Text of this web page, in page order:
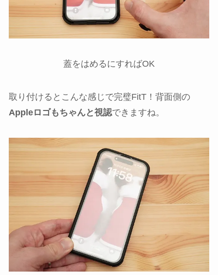
蓋をはめるにすればOK
取り付けるとこんな感じで完璧FitT！背面側の
Appleロゴもちゃんと視認できますね。